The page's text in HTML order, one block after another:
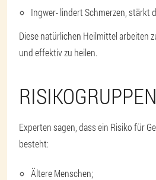
Ingwer- lindert Schmerzen, stärkt
Diese natürlichen Heilmittel arbeiten
und effektiv zu heilen.
RISIKOGRUPPEN
Experten sagen, dass ein Risiko für
besteht:
Ältere Menschen;